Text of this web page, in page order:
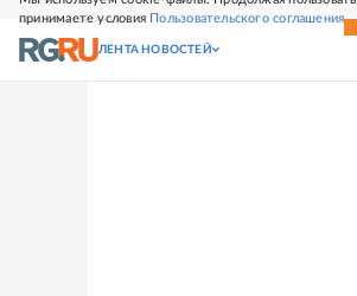
принимаете условия Пользовательского соглашения
СВЕЖИЙ НОМЕР
ЛЕНТА НОВОСТЕЙ